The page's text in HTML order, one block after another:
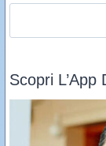
Scopri